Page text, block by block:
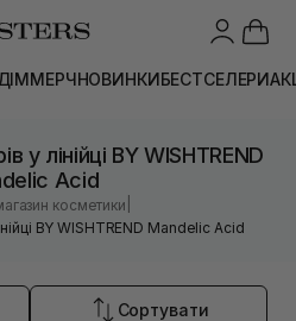
МЕРЧНОВИНКИБЕСТСЕЛЕРИ
у лінійці BY WISHTREND
Acid
косметики
BY WISHTREND Mandelic Acid
Сортувати